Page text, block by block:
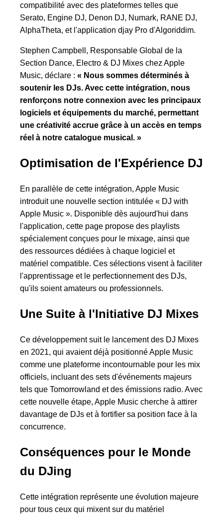
compatibilité avec des plateformes telles que
Serato, Engine DJ, Denon DJ, Numark, RANE DJ,
AlphaTheta, et l'application djay Pro d'Algoriddim.
Stephen Campbell, Responsable Global de la
Section Dance, Electro & DJ Mixes chez Apple
Music, déclare : « Nous sommes déterminés à
soutenir les DJs. Avec cette intégration, nous
renforçons notre connexion avec les principaux
logiciels et équipements du marché, permettant
une créativité accrue grâce à un accès en temps
réel à notre catalogue musical. »
Optimisation de l'Expérience DJ
En parallèle de cette intégration, Apple Music
introduit une nouvelle section intitulée « DJ with
Apple Music ». Disponible dès aujourd'hui dans
l'application, cette page propose des playlists
spécialement conçues pour le mixage, ainsi que
des ressources dédiées à chaque logiciel et
matériel compatible. Ces sélections visent à faciliter
l'apprentissage et le perfectionnement des DJs,
qu'ils soient amateurs ou professionnels.
Une Suite à l'Initiative DJ Mixes
Ce développement suit le lancement des DJ Mixes
en 2021, qui avaient déjà positionné Apple Music
comme une plateforme incontournable pour les mix
officiels, incluant des sets d'événements majeurs
tels que Tomorrowland et des émissions radio. Avec
cette nouvelle étape, Apple Music cherche à attirer
davantage de DJs et à fortifier sa position face à la
concurrence.
Conséquences pour le Monde
du DJing
Cette intégration représente une évolution majeure
pour tous ceux qui mixent sur du matériel